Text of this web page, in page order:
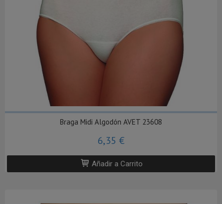
Braga Midi Algodón AVET 23608
6,35 €
Añadir a Carrito